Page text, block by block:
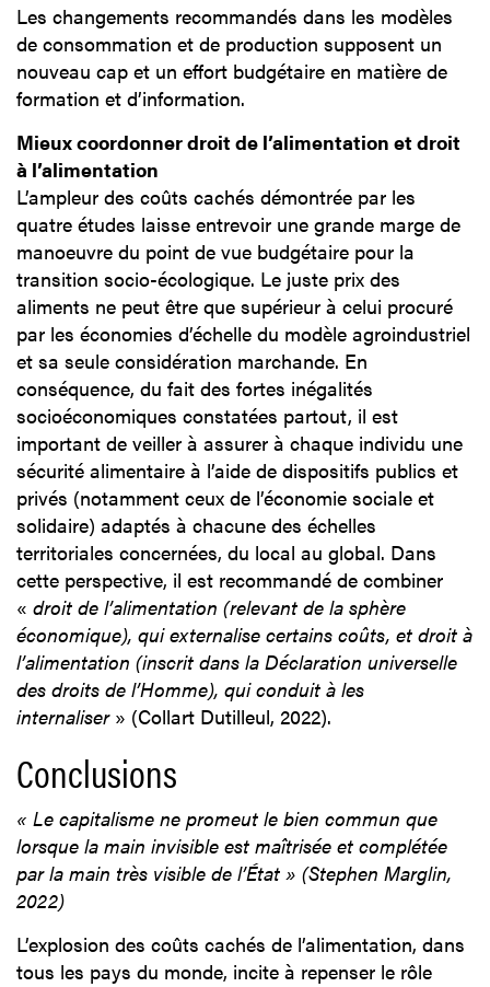
Les changements recommandés dans les modèles
de consommation et de production supposent un
nouveau cap et un effort budgétaire en matière de
formation et d’information.
Mieux coordonner droit de l’alimentation et droit
à l’alimentation
L’ampleur des coûts cachés démontrée par les
quatre études laisse entrevoir une grande marge de
manoeuvre du point de vue budgétaire pour la
transition socio-écologique. Le juste prix des
aliments ne peut être que supérieur à celui procuré
par les économies d’échelle du modèle agroindustriel
et sa seule considération marchande. En
conséquence, du fait des fortes inégalités
socioéconomiques constatées partout, il est
important de veiller à assurer à chaque individu une
sécurité alimentaire à l’aide de dispositifs publics et
privés (notamment ceux de l’économie sociale et
solidaire) adaptés à chacune des échelles
territoriales concernées, du local au global. Dans
cette perspective, il est recommandé de combiner
« droit de l’alimentation (relevant de la sphère
économique), qui externalise certains coûts, et droit à
l’alimentation (inscrit dans la Déclaration universelle
des droits de l’Homme), qui conduit à les
internaliser» (Collart Dutilleul, 2022).
Conclusions
« Le capitalisme ne promeut le bien commun que
lorsque la main invisible est maîtrisée et complétée
par la main très visible de l’État » (Stephen Marglin,
2022)
L’explosion des coûts cachés de l’alimentation, dans
tous les pays du monde, incite à repenser le rôle